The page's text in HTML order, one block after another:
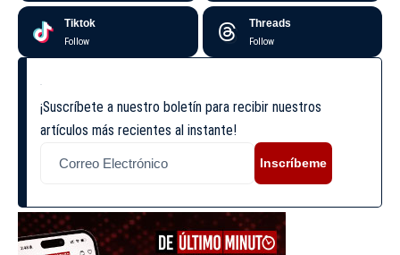
Tiktok
Follow
Threads
Follow
¡Suscríbete a nuestro boletín para recibir nuestros
artículos más recientes al instante!
Inscríbeme